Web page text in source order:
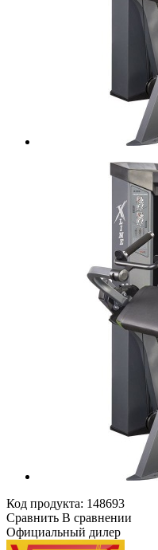
Код продукта: 148693
Сравнить В сравнении
Официальный дилер